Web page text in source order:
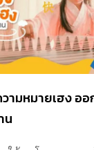
มหมายเฮง ออ
น